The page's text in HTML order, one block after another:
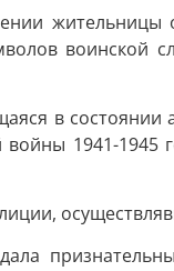
жительницы
в состоянии
1941-